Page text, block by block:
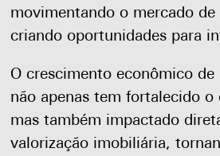
movimentando o mercado de
criando oportunidades para
O crescimento econômico de
não apenas tem fortalecido o
mas também impactado
valorização imobiliária,